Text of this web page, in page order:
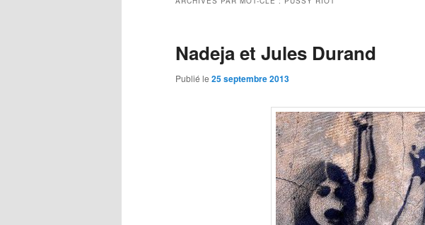
Nadeja et Jules Durand
Publié le 25 septembre 2013